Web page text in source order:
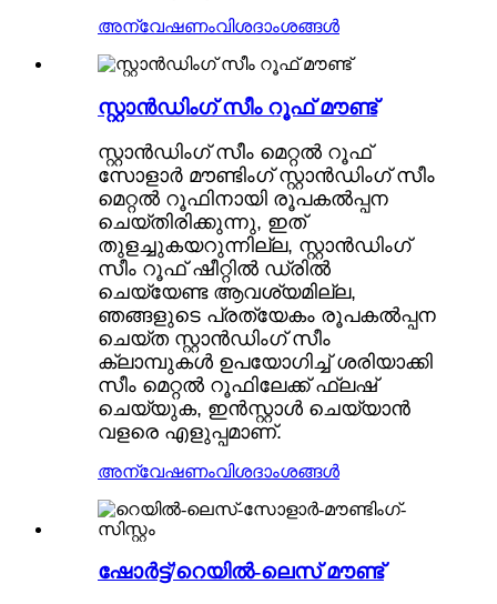
അന്വേഷണംവിശദാംശങ്ങൾ
സ്റ്റാൻഡിംഗ് സീം റൂഫ് മൗണ്ട്
സ്റ്റാൻഡിംഗ് സീം മെറ്റൽ റൂഫ്
സോളാർ മൗണ്ടിംഗ് സ്റ്റാൻഡിംഗ് സീം
മെറ്റൽ റൂഫിനായി രൂപകൽപ്പന
ചെയ്‌തിരിക്കുന്നു, ഇത്
തുളച്ചുകയറുന്നില്ല, സ്റ്റാൻഡിംഗ്
സീം റൂഫ് ഷീറ്റിൽ ഡ്രിൽ
ചെയ്യേണ്ട ആവശ്യമില്ല,
ഞങ്ങളുടെ പ്രത്യേകം രൂപകൽപ്പന
ചെയ്‌ത സ്റ്റാൻഡിംഗ് സീം
ക്ലാമ്പുകൾ ഉപയോഗിച്ച് ശരിയാക്കി
സീം മെറ്റൽ റൂഫിലേക്ക് ഫ്ലഷ്
ചെയ്യുക, ഇൻസ്റ്റാൾ ചെയ്യാൻ
വളരെ എളുപ്പമാണ്.
അന്വേഷണംവിശദാംശങ്ങൾ
ഷോർട്ട്/റെയിൽ-ലെസ് മൗണ്ട്